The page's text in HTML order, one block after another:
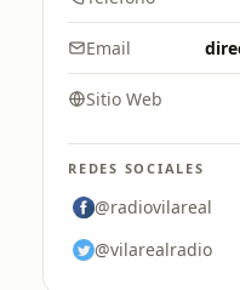
Email
Sitio Web
REDES SOCIALES
@radiovilareal
@vilarealradio